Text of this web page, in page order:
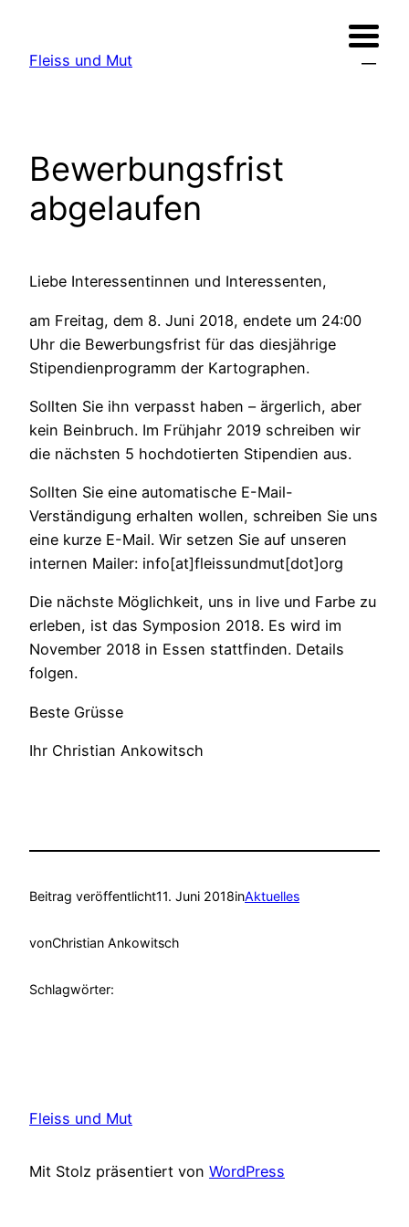
springen
Fleiss und Mut
Bewerbungsfrist
abgelaufen
Liebe Interessentinnen und Interessenten,
am Freitag, dem 8. Juni 2018, endete um 24:00
Uhr die Bewerbungsfrist für das diesjährige
Stipendienprogramm der Kartographen.
Sollten Sie ihn verpasst haben – ärgerlich, aber
kein Beinbruch. Im Frühjahr 2019 schreiben wir
die nächsten 5 hochdotierten Stipendien aus.
Sollten Sie eine automatische E-Mail-
Verständigung erhalten wollen, schreiben Sie uns
eine kurze E-Mail. Wir setzen Sie auf unseren
internen Mailer: info[at]fleissundmut[dot]org
Die nächste Möglichkeit, uns in live und Farbe zu
erleben, ist das Symposion 2018. Es wird im
November 2018 in Essen stattfinden. Details
folgen.
Beste Grüsse
Ihr Christian Ankowitsch
Beitrag veröffentlicht11. Juni 2018inAktuelles
vonChristian Ankowitsch
Schlagwörter:
Fleiss und Mut
Mit Stolz präsentiert von WordPress